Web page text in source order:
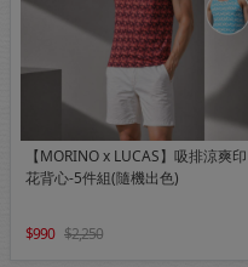
【MORINO x LUCAS】吸排涼爽印
花背心-5件組(隨機出色)
990 2,250